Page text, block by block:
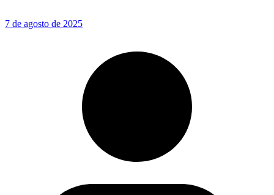
7 de agosto de 2025